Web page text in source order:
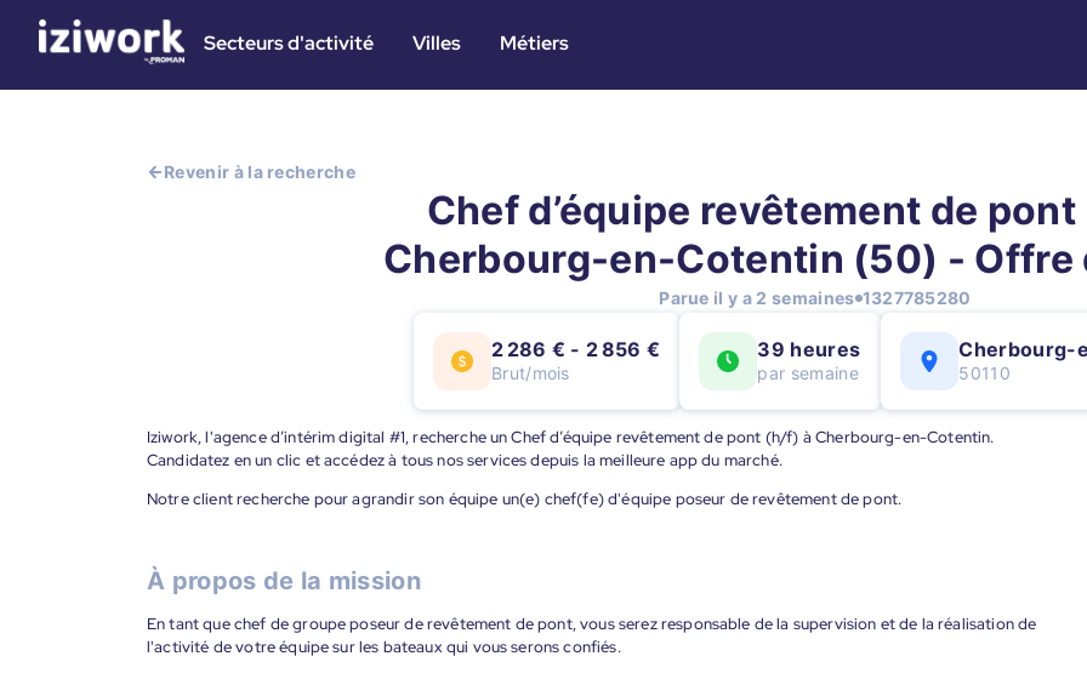
Secteurs d'activité Villes Métiers
Revenir à la recherche
Chef d’équipe revêtement de
Cherbourg-en-Cotentin (50) - Offre
Parue il y a 2 semaines 1327785280
2 286 € - 2 856 €
Brut/mois
39 heures
par semaine
Cherbourg-
50110
Iziwork, l'agence d’intérim digital #1, recherche un Chef d’équipe revêtement de pont (h/f) à Cherbourg-en-Cotentin.
Candidatez en un clic et accédez à tous nos services depuis la meilleure app du marché.
Notre client recherche pour agrandir son équipe un(e) chef(fe) d'équipe poseur de revêtement de pont.
À propos de la mission
En tant que chef de groupe poseur de revêtement de pont, vous serez responsable de la supervision et de la réalisation de
l'activité de votre équipe sur les bateaux qui vous serons confiés.